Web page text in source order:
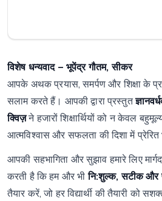
विशेष धन्यवाद – भूपेंद्र गौतम, सीकर
आपके अथक प्रयास, समर्पण और शिक्षा के
सलाम करते हैं। आपकी द्वारा प्रस्तुत
क्विज़ने हजारों शिक्षार्थियों को न केवल
आत्मविश्वास और सफलता की दिशा में प्रेरित
आपकी सहभागिता और सुझाव हमारे लिए
करती है कि हम और भीनि:शुल्क, सटीक और
तैयार करें, जो हर विद्यार्थी की तैयारी को